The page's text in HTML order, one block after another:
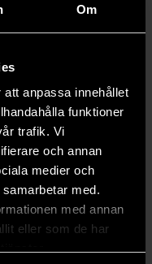
Om
anpassa innehållet
funktioner
trafik. Vi
och annan
medier och
med.
med annan
eller som de har
their heads